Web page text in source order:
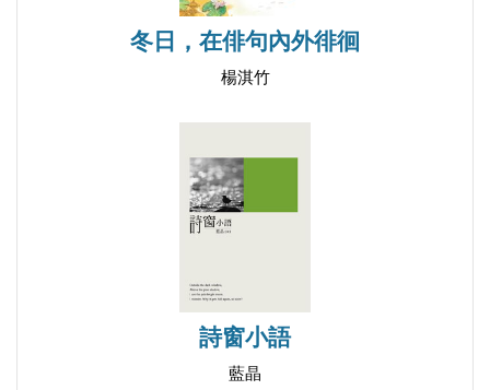
清水寺與川端康成／陳玉明
清水寺——音羽山腰所見／白靈
交織——記嵯峨／巫秀旭
冬日，在俳句內外徘徊
楊淇竹
詩窗小語
藍晶